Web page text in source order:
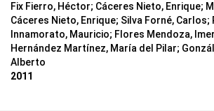
Fix Fierro, Héctor; Cáceres Nieto, Enrique;
Cáceres Nieto, Enrique; Silva Forné, Carlos;
Innamorato, Mauricio; Flores Mendoza,
Hernández Martínez, María del Pilar;
Alberto
2011